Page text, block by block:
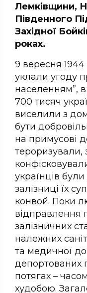
Лемківщини,
Південного
Західної
роках.
9 вересня
уклали угоду
населенням”, в
700 тисяч
виселили з
бути
на примусові
тероризували,
українців
залізниці їх
конвой. Поки
відправлення
залізничних
належних
та медичної
депортованих
потягах –
худобою.